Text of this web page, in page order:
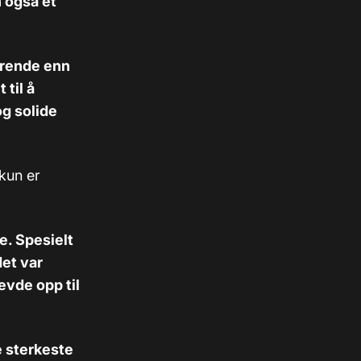
enn
til å
solide
er
Spesielt
var
opp til
sterkeste